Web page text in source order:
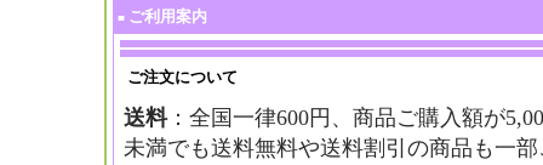
■ ご利用案内
ご注文について
送料：全国一律600円、商品ご購入額が
未満でも送料無料や送料割引の商品も一